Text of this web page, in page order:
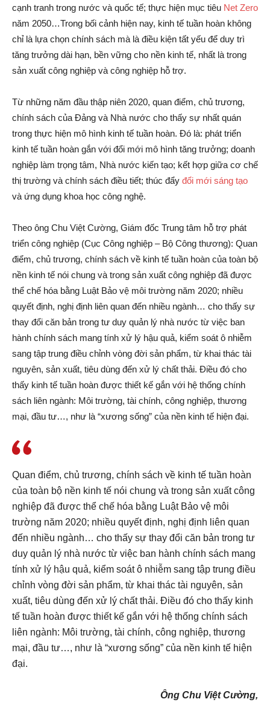
cạnh tranh trong nước và quốc tế; thực hiện mục tiêu Net Zero
năm 2050…Trong bối cảnh hiện nay, kinh tế tuần hoàn không
chỉ là lựa chọn chính sách mà là điều kiện tất yếu để duy trì
tăng trưởng dài hạn, bền vững cho nền kinh tế, nhất là trong
sản xuất công nghiệp và công nghiệp hỗ trợ.
Từ những năm đầu thập niên 2020, quan điểm, chủ trương,
chính sách của Đảng và Nhà nước cho thấy sự nhất quán
trong thực hiện mô hình kinh tế tuần hoàn. Đó là: phát triển
kinh tế tuần hoàn gắn với đổi mới mô hình tăng trưởng; doanh
nghiệp làm trọng tâm, Nhà nước kiến tạo; kết hợp giữa cơ chế
thị trường và chính sách điều tiết; thúc đẩy đổi mới sáng tạo
và ứng dụng khoa học công nghệ.
Theo ông Chu Việt Cường, Giám đốc Trung tâm hỗ trợ phát
triển công nghiệp (Cục Công nghiệp – Bộ Công thương): Quan
điểm, chủ trương, chính sách về kinh tế tuần hoàn của toàn bộ
nền kinh tế nói chung và trong sản xuất công nghiệp đã được
thể chế hóa bằng Luật Bảo vệ môi trường năm 2020; nhiều
quyết định, nghị định liên quan đến nhiều ngành… cho thấy sự
thay đổi căn bản trong tư duy quản lý nhà nước từ việc ban
hành chính sách mang tính xử lý hậu quả, kiểm soát ô nhiễm
sang tập trung điều chỉnh vòng đời sản phẩm, từ khai thác tài
nguyên, sản xuất, tiêu dùng đến xử lý chất thải. Điều đó cho
thấy kinh tế tuần hoàn được thiết kế gắn với hệ thống chính
sách liên ngành: Môi trường, tài chính, công nghiệp, thương
mại, đầu tư…, như là “xương sống” của nền kinh tế hiện đại.
Quan điểm, chủ trương, chính sách về kinh tế tuần hoàn
của toàn bộ nền kinh tế nói chung và trong sản xuất công
nghiệp đã được thể chế hóa bằng Luật Bảo vệ môi
trường năm 2020; nhiều quyết định, nghị định liên quan
đến nhiều ngành… cho thấy sự thay đổi căn bản trong tư
duy quản lý nhà nước từ việc ban hành chính sách mang
tính xử lý hậu quả, kiểm soát ô nhiễm sang tập trung điều
chỉnh vòng đời sản phẩm, từ khai thác tài nguyên, sản
xuất, tiêu dùng đến xử lý chất thải. Điều đó cho thấy kinh
tế tuần hoàn được thiết kế gắn với hệ thống chính sách
liên ngành: Môi trường, tài chính, công nghiệp, thương
mại, đầu tư…, như là “xương sống” của nền kinh tế hiện
đại.
Ông Chu Việt Cường,